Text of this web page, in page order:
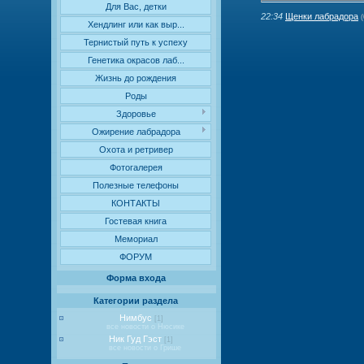
Для Вас, детки
Хендлинг или как выр...
Тернистый путь к успеху
Генетика окрасов лаб...
Жизнь до рождения
Роды
Здоровье
Ожирение лабрадора
Охота и ретривер
Фотогалерея
Полезные телефоны
КОНТАКТЫ
Гостевая книга
Мемориал
ФОРУМ
Форма входа
Категории раздела
Нимбус
[1]
все новости о Нюсике
Ник Гуд Гэст
[1]
все новости о Грише
22:34 Щенки лабрадора